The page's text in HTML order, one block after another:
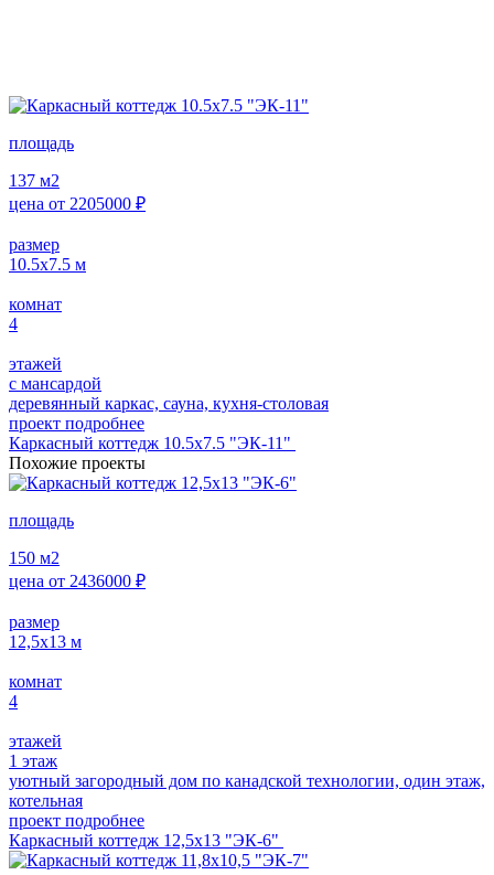
площадь
137 м2
цена от 2205000 ₽
размер
10.5х7.5 м
комнат
4
этажей
с мансардой
деревянный каркас, сауна, кухня-столовая
проект подробнее
Каркасный коттедж 10.5х7.5 "ЭК-11"
Похожие проекты
площадь
150 м2
цена от 2436000 ₽
размер
12,5х13 м
комнат
4
этажей
1 этаж
уютный загородный дом по канадской технологии, один этаж,
котельная
проект подробнее
Каркасный коттедж 12,5х13 "ЭК-6"